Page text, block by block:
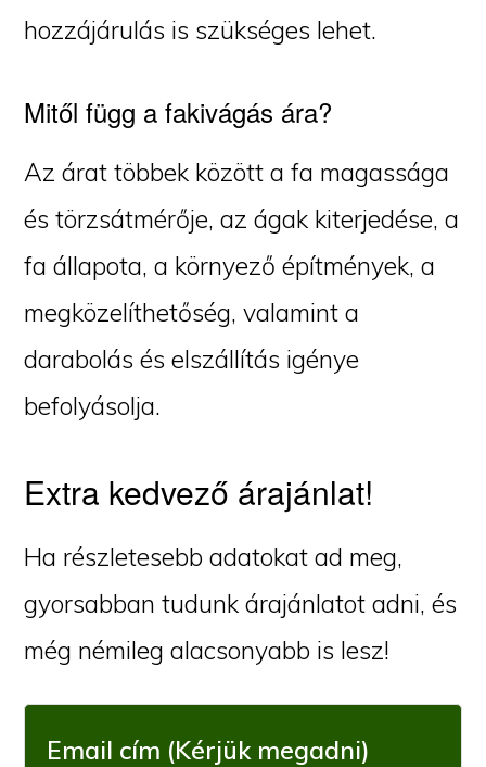
hozzájárulás is szükséges lehet.
Mitől függ a fakivágás ára?
Az árat többek között a fa magassága
és törzsátmérője, az ágak kiterjedése, a
fa állapota, a környező építmények, a
megközelíthetőség, valamint a
darabolás és elszállítás igénye
befolyásolja.
Extra kedvező árajánlat!
Ha részletesebb adatokat ad meg,
gyorsabban tudunk árajánlatot adni, és
még némileg alacsonyabb is lesz!
Email cím (Kérjük megadni)